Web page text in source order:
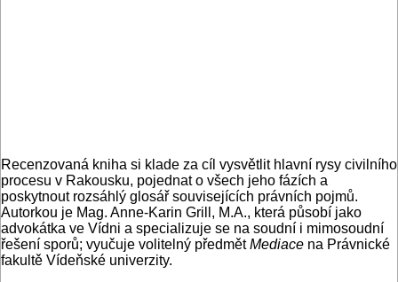
Recenzovaná kniha si klade za cíl vysvětlit hlavní rysy civilního
procesu v Rakousku, pojednat o všech jeho fázích a
poskytnout rozsáhlý glosář souvisejících právních pojmů.
Autorkou je Mag. Anne-Karin Grill, M.A., která působí jako
advokátka ve Vídni a specializuje se na soudní i mimosoudní
řešení sporů; vyučuje volitelný předmětMediace na Právnické
fakultě Vídeňské univerzity.